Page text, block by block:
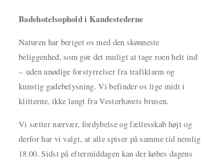
Badehotelsophold i Kandestederne
Naturen har beriget os med den skønneste
beliggenhed, som gør det muligt at tage roen helt ind
– uden unødige forstyrrelser fra trafiklarm og
kunstig gadebelysning. Vi befinder os lige midt i
klitterne, ikke langt fra Vesterhavets brusen.
Vi sætter nærvær, fordybelse og fællesskab højt og
derfor har vi valgt, at alle spiser på samme tid nemlig
18.00. Sidst på eftermiddagen kan der købes dagens